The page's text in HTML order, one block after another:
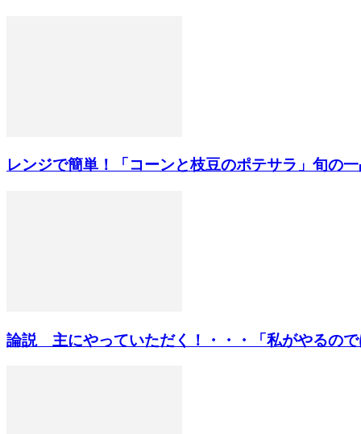
レンジで簡単！「コーンと枝豆のポテサラ」旬の
論説 主にやっていただく！・・・「私がやるので